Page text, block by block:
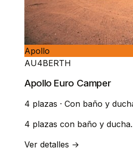
Apollo
AU4BERTH
Apollo Euro Camper
4 plazas · Con baño y
4 plazas con baño y
Ver detalles →